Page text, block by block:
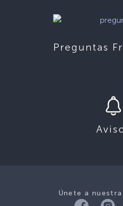
Preguntas
Únete a